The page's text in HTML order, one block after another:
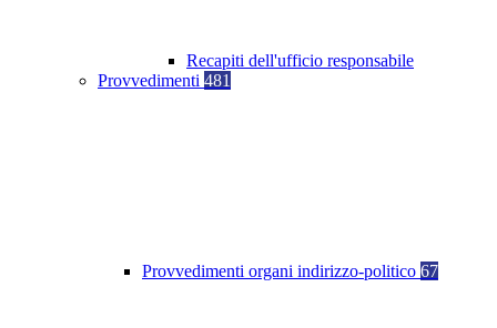
Recapiti dell'ufficio responsabile
Provvedimenti 481
Provvedimenti organi indirizzo-politico 67